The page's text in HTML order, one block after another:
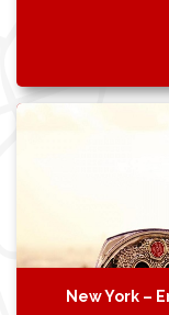
New York –